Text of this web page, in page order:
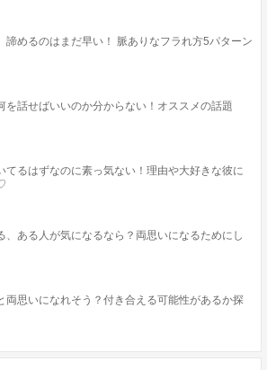
諦めるのはまだ早い！ 脈ありなフラれ方5パターン
を話せばいいのか分からない！オススメの話題
てるはずなのに素っ気ない！理由や大好きな彼に
、ある人が気になるなら？両思いになるためにし
両思いになれそう？付き合える可能性があるか探